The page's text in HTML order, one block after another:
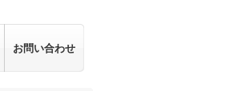
お問い合わせ